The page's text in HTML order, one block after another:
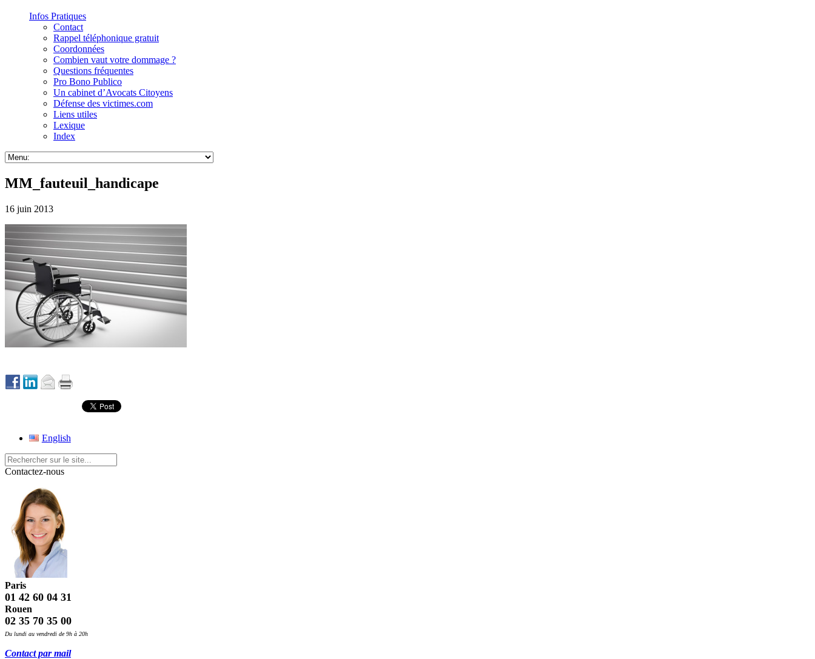
Infos Pratiques
Contact
Rappel téléphonique gratuit
Coordonnées
Combien vaut votre dommage ?
Questions fréquentes
Pro Bono Publico
Un cabinet d’Avocats Citoyens
Défense des victimes.com
Liens utiles
Lexique
Index
MM_fauteuil_handicape
16 juin 2013
English
Contactez-nous
Paris
01 42 60 04 31
Rouen
02 35 70 35 00
Du lundi au vendredi de 9h à 20h
Contact par mail